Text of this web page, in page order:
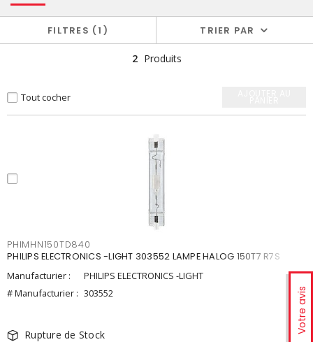
Votre avis
FILTRES 1 TRIER PAR
2 Produits
Tout cocher
PHIMHN150TD840
PHILIPS ELECTRONICS -LIGHT 303552 LAMPE HALOG 150T7 R7S
Manufacturier :
PHILIPS ELECTRONICS -LIGHT
# Manufacturier : 303552
Rupture de Stock